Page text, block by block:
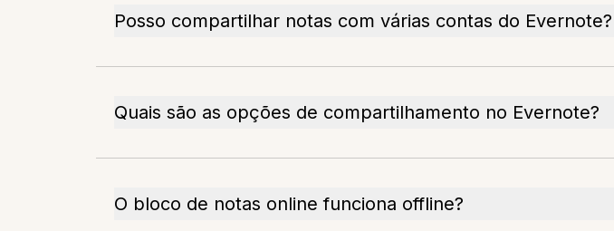
Posso compartilhar notas com várias contas do Evernote?
Quais são as opções de compartilhamento no Evernote?
O bloco de notas online funciona offline?